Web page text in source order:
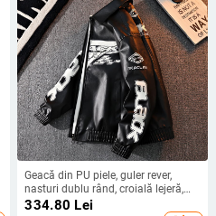
Geacă din PU piele, guler rever,
nasturi dublu rând, croială lejeră,
primăvara 2025
334.80 Lei